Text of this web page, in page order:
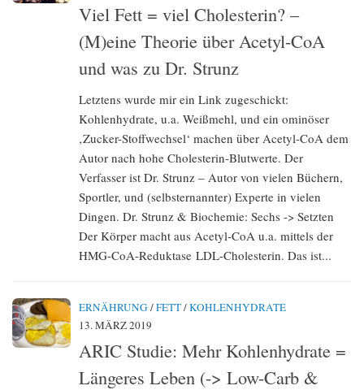
Viel Fett = viel Cholesterin? –
(M)eine Theorie über Acetyl-CoA
und was zu Dr. Strunz
Letztens wurde mir ein Link zugeschickt:
Kohlenhydrate, u.a. Weißmehl, und ein ominöser
‚Zucker-Stoffwechsel‘ machen über Acetyl-CoA dem
Autor nach hohe Cholesterin-Blutwerte. Der
Verfasser ist Dr. Strunz – Autor von vielen Büchern,
Sportler, und (selbsternannter) Experte in vielen
Dingen. Dr. Strunz & Biochemie: Sechs -> Setzten
Der Körper macht aus Acetyl-CoA u.a. mittels der
HMG-CoA-Reduktase LDL-Cholesterin. Das ist...
ERNÄHRUNG /FETT/KOHLENHYDRATE
13. MÄRZ 2019
ARIC Studie: Mehr Kohlenhydrate =
Längeres Leben (-> Low-Carb &